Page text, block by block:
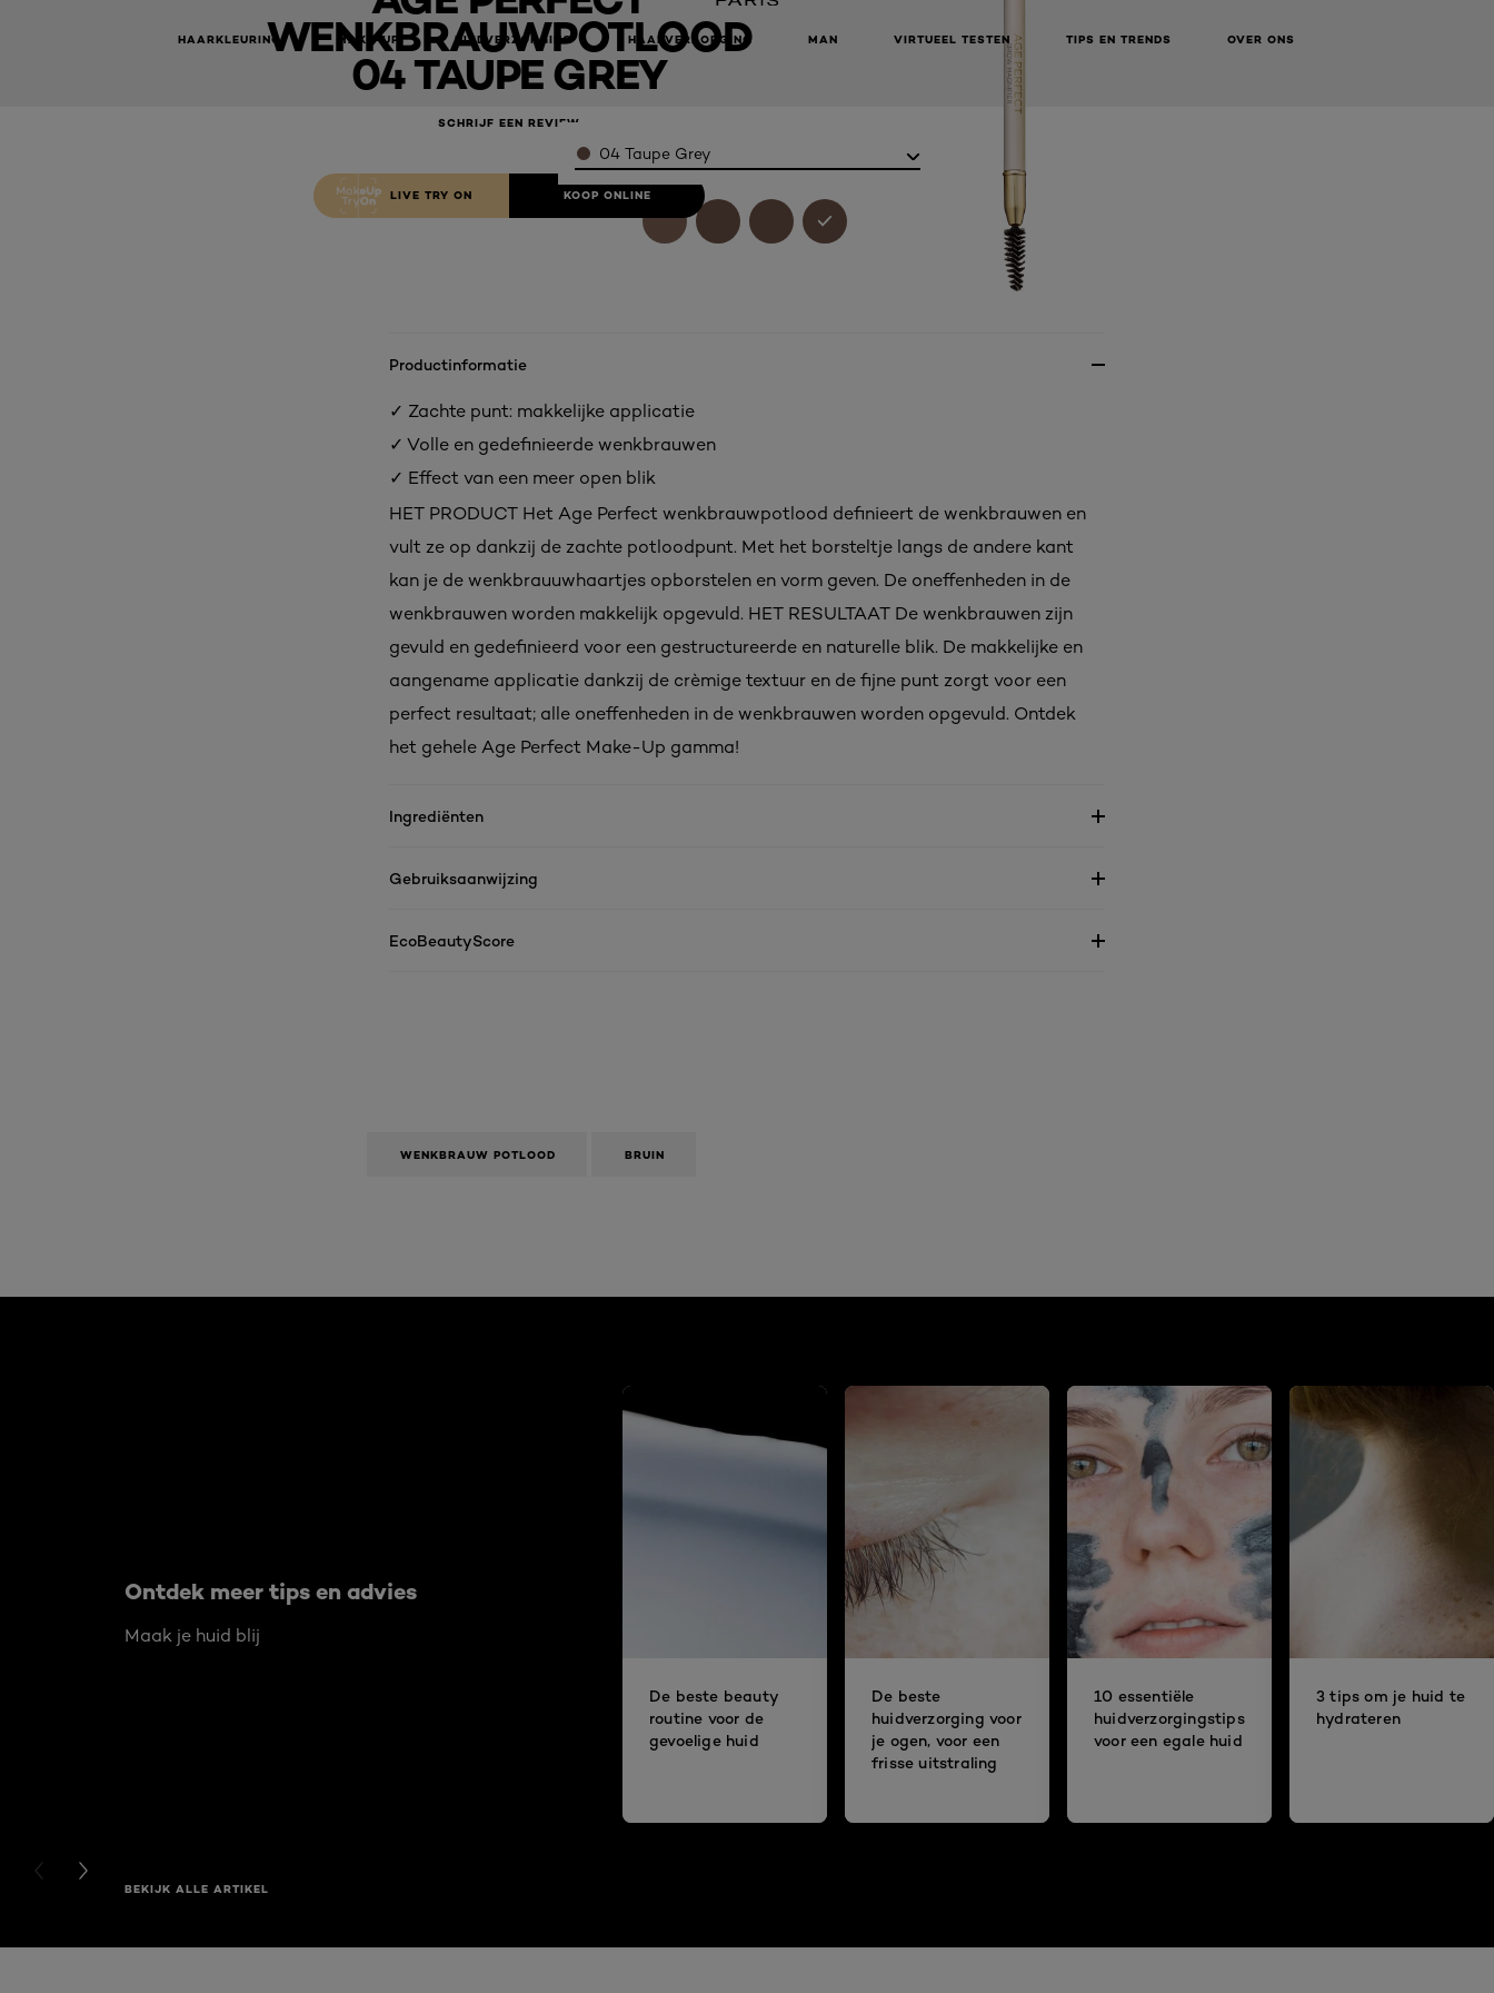
HAARKLEURING MAKE-UP HUIDVERZORGING HAARVERZORGING MAN VIRTUEEL TESTEN TIPS EN TRENDS OVER ONS
WENKBRAUWPOTLOOD
04 TAUPE GREY
SCHRIJF EEN REVIEW
LIVE TRY ON KOOP ONLINE
Color04 Taupe Grey
Productinformatie
✓ Zachte punt: makkelijke applicatie
✓ Volle en gedefinieerde wenkbrauwen
✓ Effect van een meer open blik
HET PRODUCT Het Age Perfect wenkbrauwpotlood definieert de wenkbrauwen en
vult ze op dankzij de zachte potloodpunt. Met het borsteltje langs de andere kant
kan je de wenkbrauuwhaartjes opborstelen en vorm geven. De oneffenheden in de
wenkbrauwen worden makkelijk opgevuld. HET RESULTAAT De wenkbrauwen zijn
gevuld en gedefinieerd voor een gestructureerde en naturelle blik. De makkelijke en
aangename applicatie dankzij de crèmige textuur en de fijne punt zorgt voor een
perfect resultaat; alle oneffenheden in de wenkbrauwen worden opgevuld. Ontdek
het gehele Age Perfect Make-Up gamma!
Ingrediënten
Gebruiksaanwijzing
EcoBeautyScore
WENKBRAUW POTLOOD BRUIN
Ontdek meer tips en advies
Maak je huid blij
De beste beauty
routine voor de
gevoelige huid
De beste
huidverzorging voor
je ogen, voor een
frisse uitstraling
10 essentiële
huidverzorgingstips
voor een egale huid
3 tips om je huid te
hydrateren
PREVIOUS CARD
NEXT CARD
BEKIJK ALLE ARTIKEL